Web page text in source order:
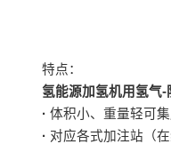
特点：
氢能源加氢机用氢气-
· 体积小、重量轻可集
· 对应各式加注站（